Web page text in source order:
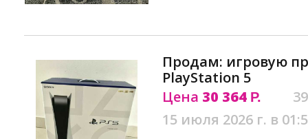
Продам: игровую
PlayStation 5
Цена 30 364 Р.
15 июля 2026 г. в